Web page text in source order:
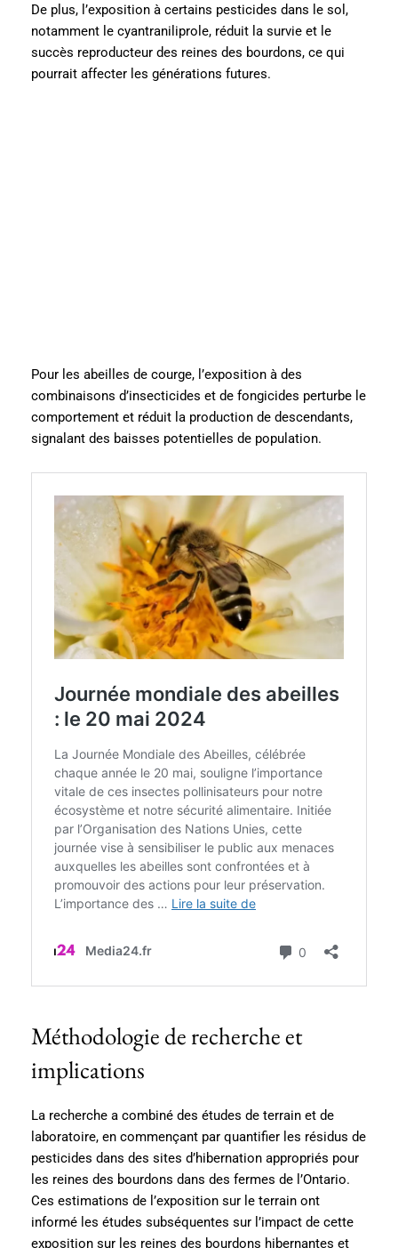
De plus, l’exposition à certains pesticides dans le sol,
notamment le cyantraniliprole, réduit la survie et le
succès reproducteur des reines des bourdons, ce qui
pourrait affecter les générations futures.
Pour les abeilles de courge, l’exposition à des
combinaisons d’insecticides et de fongicides perturbe le
comportement et réduit la production de descendants,
signalant des baisses potentielles de population.
Méthodologie de recherche et
implications
La recherche a combiné des études de terrain et de
laboratoire, en commençant par quantifier les résidus de
pesticides dans des sites d’hibernation appropriés pour
les reines des bourdons dans des fermes de l’Ontario.
Ces estimations de l’exposition sur le terrain ont
informé les études subséquentes sur l’impact de cette
exposition sur les reines des bourdons hibernantes et